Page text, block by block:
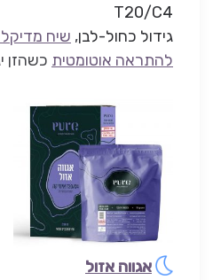
T20/C4
גידול כחול-לבן, שיח מדיקל
להתראה אוטומטית כשהזן
אגווה אזול